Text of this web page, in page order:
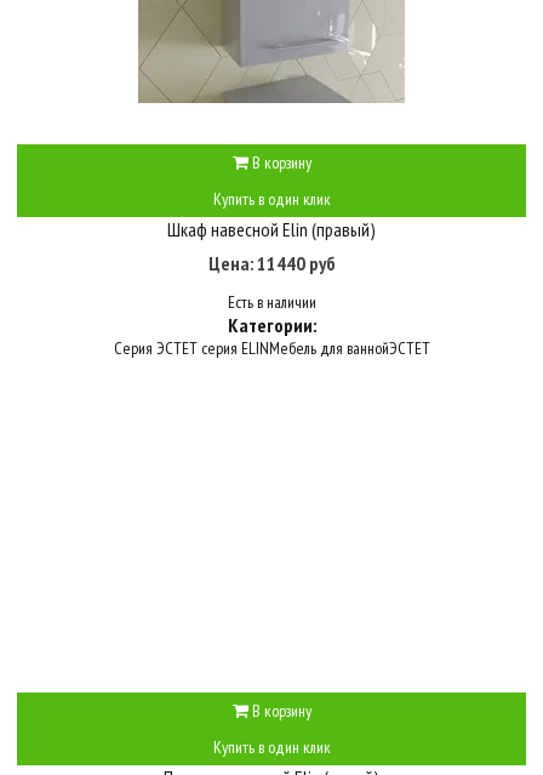
В корзину
Купить в один клик
Шкаф навесной Elin (правый)
Цена: 11440 руб
Есть в наличии
Категории:
Серия ЭСТЕТ серия ELINМебель для ваннойЭСТЕТ
В корзину
Купить в один клик